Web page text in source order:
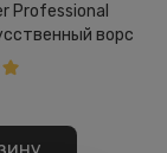
Professional
ворс